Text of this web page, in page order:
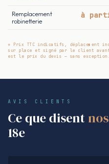
Remplacement
robinetterie
à
* Prix TTC indicatifs, déplacement
sur place et signé par le client
est le prix du devis — sans exception.
AVIS CLIENTS
Ce que disent nos
18e